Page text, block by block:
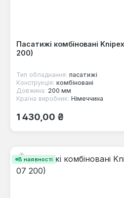
Пасатижі комбіновані
200)
Тип обладнання: пасатижі
Конструкція: комбіновані
Довжина: 200 мм
Країна виробник: Німеччина
Звичайна ціна:
1 430,00 ₴
В наявності